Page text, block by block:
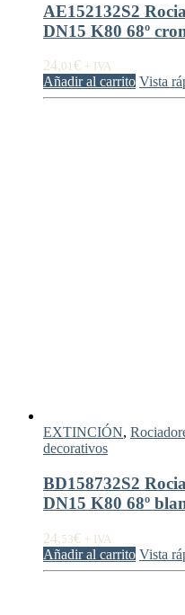
AE152132S2
DN15 K80 68º
24,01 € + IVA
Añadir al carrito Vista
EXTINCIÓN,
decorativos
BD158732S2
DN15 K80 68º
24,53€ + IVA
Añadir al carrito Vista